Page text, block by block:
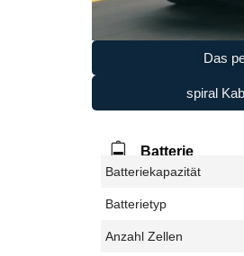
Das
spiral
Batterie
Batteriekapazität
Batterietyp
Anzahl Zellen